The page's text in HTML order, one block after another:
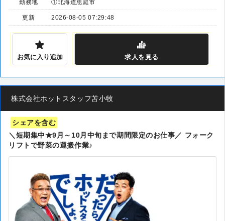
勤務地 ①北海道恵庭市
更新 2026-08-05 07:29:48
お気に入り追加 求人 を見る
株式会社ホットスタッフ苫小牧
シェアを含む
＼短期集中★9月～10月中旬まで期間限定のお仕事／ フォーク
リフトで野菜の運搬作業♪